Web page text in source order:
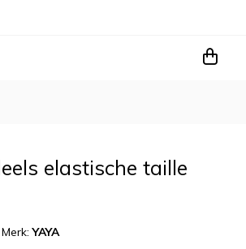
elastische taille
Merk:YAYA